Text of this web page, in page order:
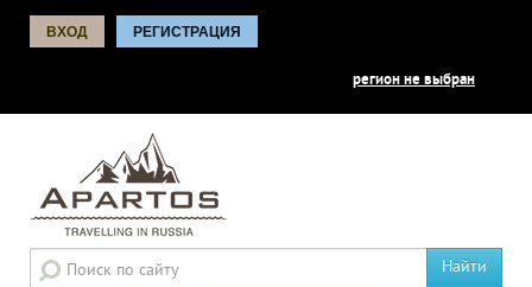
ВХОД РЕГИСТРАЦИЯ
регион не выбран
Найти